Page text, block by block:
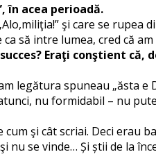
în acea perioadă.
şi care se
să intre lumea, cred că
Eraţi conştient
legătura spuneau „ăsta
nu formidabil – nu
şi cât scriai. Deci erau
nu se vinde… Și știi de la